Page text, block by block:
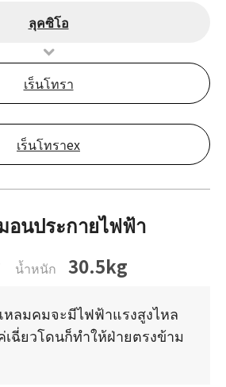
ลุคซิโอ
เร็นโทรา
เร็นโทราex
อนประกายไฟฟ้า
น้ำหนัก 30.5kg
ลมคมจะมีไฟฟ้าแรงสูงไหล
เฉี่ยวโดนก็ทำให้ฝ่ายตรงข้าม